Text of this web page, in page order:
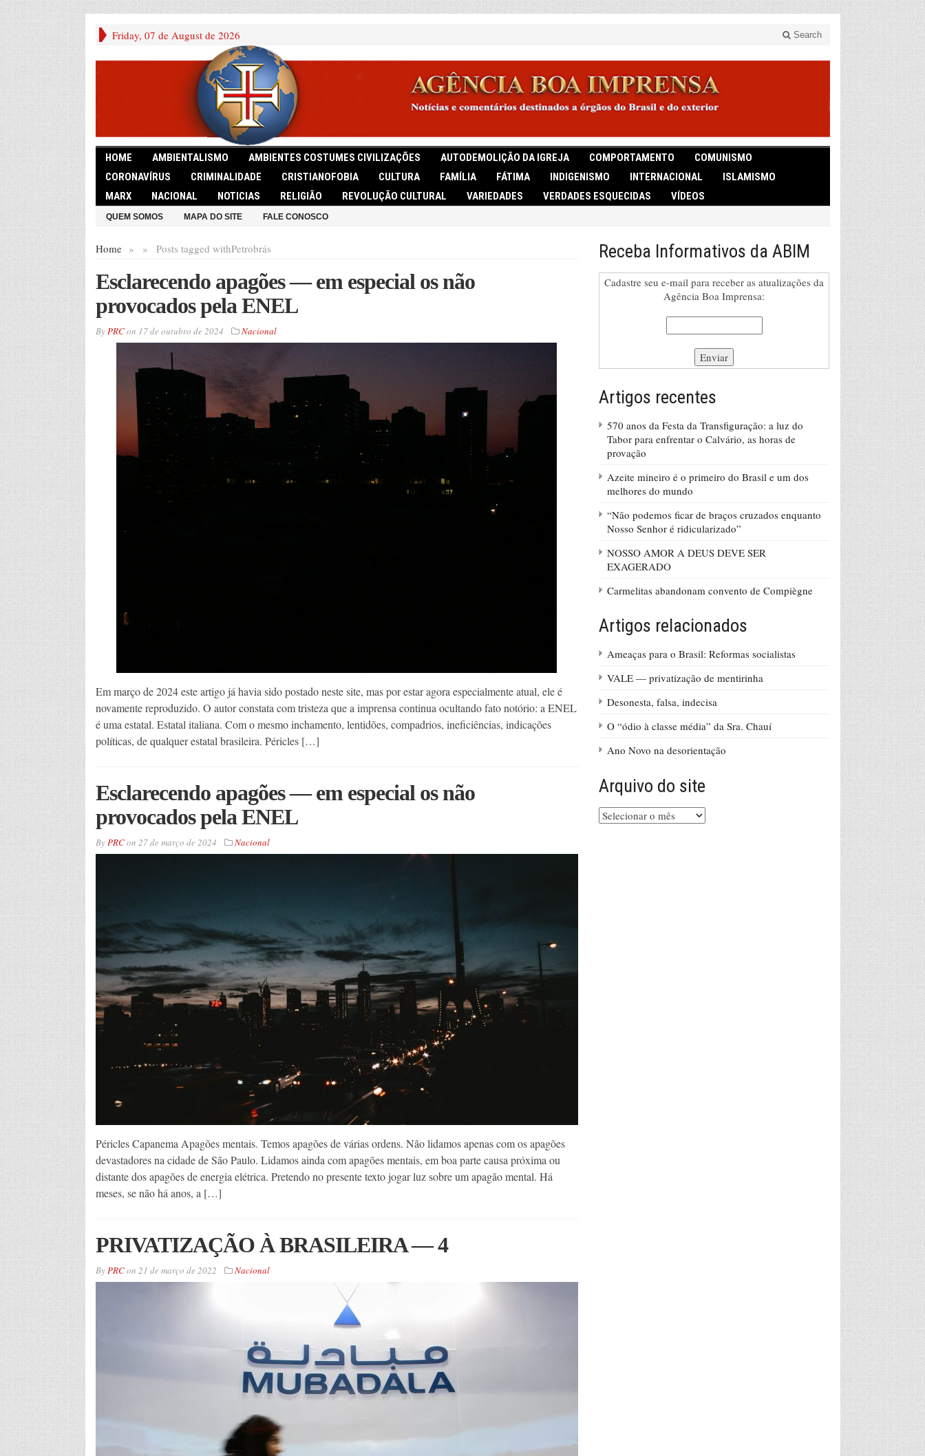
Friday, 07 de August de 2026 Search
HOME AMBIENTALISMO AMBIENTES COSTUMES CIVILIZAÇÕES AUTODEMOLIÇÃO DA IGREJA COMPORTAMENTO
COMUNISMO
CORONAVÍRUS
CRIMINALIDADE CRISTIANOFOBIA CULTURA FAMÍLIA FÁTIMA INDIGENISMO INTERNACIONAL
ISLAMISMO
MARX
NACIONAL NOTICIAS RELIGIÃO REVOLUÇÃO CULTURAL VARIEDADES VERDADES ESQUECIDAS VÍDEOS
QUEM SOMOS MAPA DO SITE FALE CONOSCO
Home » Posts tagged with
» Petrobrás
Esclarecendo apagões — em especial os não
provocados pela ENEL
ByPRCon 17 de outubro de 2024 Nacional
Em março de 2024 este artigo já havia sido postado neste site, mas por estar agora especialmente atual, ele é
novamente reproduzido. O autor constata com tristeza que a imprensa continua ocultando fato notório: a ENEL
é uma estatal. Estatal italiana. Com o mesmo inchamento, lentidões, compadrios, ineficiências, indicações
políticas, de qualquer estatal brasileira. Péricles […]
Esclarecendo apagões — em especial os não
provocados pela ENEL
ByPRCon 27 de março de 2024 Nacional
Péricles Capanema Apagões mentais. Temos apagões de várias ordens. Não lidamos apenas com os apagões
devastadores na cidade de São Paulo. Lidamos ainda com apagões mentais, em boa parte causa próxima ou
distante dos apagões de energia elétrica. Pretendo no presente texto jogar luz sobre um apagão mental. Há
meses, se não há anos, a […]
PRIVATIZAÇÃO À BRASILEIRA — 4
ByPRCon 21 de março de 2022 Nacional
Receba Informativos da ABIM
Cadastre seu e-mail para receber as atualizações da
Agência Boa Imprensa:
Artigos recentes
570 anos da Festa da Transfiguração: a luz do
Tabor para enfrentar o Calvário, as horas de
provação
Azeite mineiro é o primeiro do Brasil e um dos
melhores do mundo
“Não podemos ficar de braços cruzados enquanto
Nosso Senhor é ridicularizado”
NOSSO AMOR A DEUS DEVE SER
EXAGERADO
Carmelitas abandonam convento de Compiègne
Artigos relacionados
Ameaças para o Brasil: Reformas socialistas
VALE — privatização de mentirinha
Desonesta, falsa, indecisa
O “ódio à classe média” da Sra. Chauí
Ano Novo na desorientação
Arquivo do site
Arquivo
do